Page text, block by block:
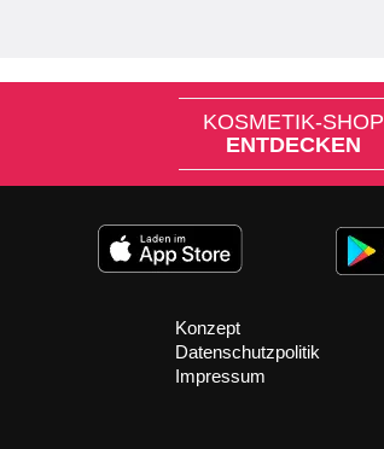
KOSMETIK-SHOP
ENTDECKEN
Konzept
Datenschutzpolitik
Impressum